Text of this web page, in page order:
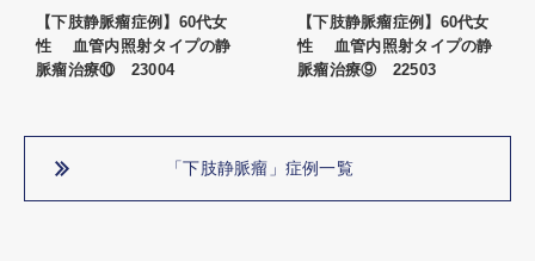
【下肢静脈瘤症例】60代女
性 血管内照射タイプの静
脈瘤治療⑩ 23004
【下肢静脈瘤症例】60代女
性 血管内照射タイプの静
脈瘤治療⑨ 22503
「下肢静脈瘤」症例一覧